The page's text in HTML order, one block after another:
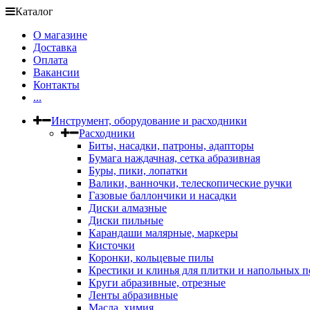
Каталог
О магазине
Доставка
Оплата
Вакансии
Контакты
...
Инструмент, оборудование и расходники
Расходники
Биты, насадки, патроны, адапторы
Бумага наждачная, сетка абразивная
Буры, пики, лопатки
Валики, ванночки, телескопические ручки
Газовые баллончики и насадки
Диски алмазные
Диски пильные
Карандаши малярные, маркеры
Кисточки
Коронки, кольцевые пилы
Крестики и клинья для плитки и напольных
Круги абразивные, отрезные
Ленты абразивные
Масла, химия